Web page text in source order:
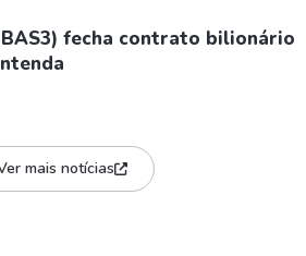
fecha contrato bilionário
mais notícias